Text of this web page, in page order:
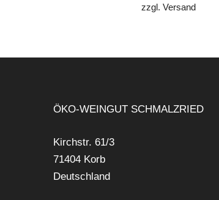
zzgl. Versand
ÖKO-WEINGUT SCHMALZRIED
Kirchstr. 61/3
71404 Korb
Deutschland